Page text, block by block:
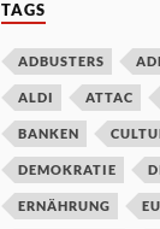
TAGS
ADBUSTERS
ALDI ATTAC
BANKEN
DEMOKRATIE
ERNÄHRUNG EU